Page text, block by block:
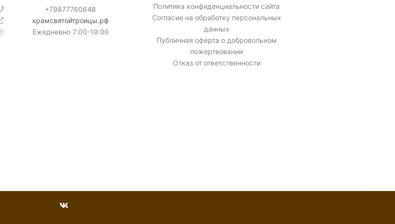
+79877760648
храмсвятойтроицы.рф
Ежедневно 7:00-19:00
Политика конфиденциальности сайта
Согласие на обработку персональных
данных
Публичная оферта о добровольном
пожертвовании
Отказ от ответственности